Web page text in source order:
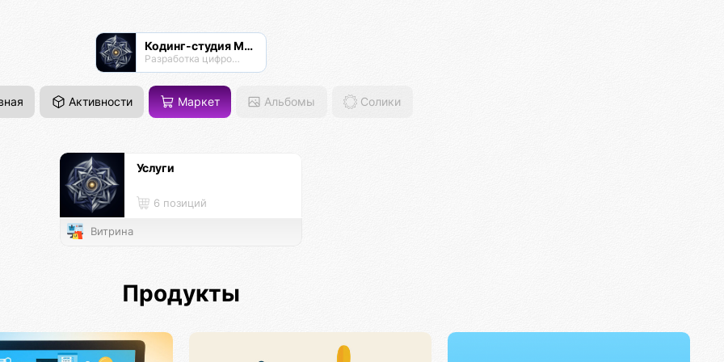
Кодинг-студия Магнатор
Разработка цифровых продуктов
Активности Маркет Альбомы Солики
Услуги
6 позиций
Витрина
Продукты